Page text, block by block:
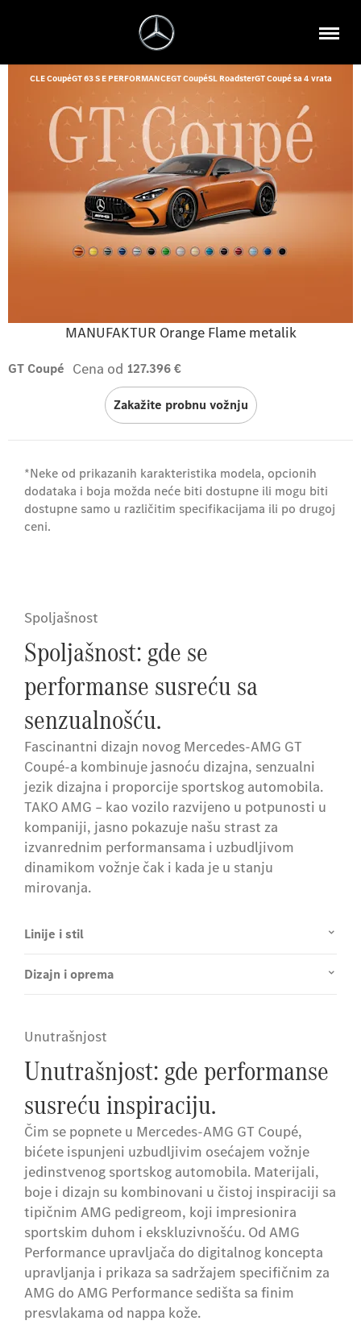
MANUFAKTUR Orange Flame metalik
CLE CoupéGT 63 S E PERFORMANCEGT CoupéSL RoadsterGT Coupé sa 4 vrata
GT Coupé Cena od 127.396 €
Zakažite probnu vožnju
*Neke od prikazanih karakteristika modela, opcionih
dodataka i boja možda neće biti dostupne ili mogu biti
dostupne samo u različitim specifikacijama ili po drugoj
ceni.
Spoljašnost
Spoljašnost: gde se
performanse susreću sa
senzualnošću.
Fascinantni dizajn novog Mercedes-AMG GT
Coupé-a kombinuje jasnoću dizajna, senzualni
jezik dizajna i proporcije sportskog automobila.
TAKO AMG – kao vozilo razvijeno u potpunosti u
kompaniji, jasno pokazuje našu strast za
izvanrednim performansama i uzbudljivom
dinamikom vožnje čak i kada je u stanju
mirovanja.
Linije i stil
Dizajn i oprema
Unutrašnjost
Unutrašnjost: gde performanse
susreću inspiraciju.
Čim se popnete u Mercedes-AMG GT Coupé,
bićete ispunjeni uzbudljivim osećajem vožnje
jedinstvenog sportskog automobila. Materijali,
boje i dizajn su kombinovani u čistoj inspiraciji sa
tipičnim AMG pedigreom, koji impresionira
sportskim duhom i ekskluzivnošću. Od AMG
Performance upravljača do digitalnog koncepta
upravljanja i prikaza sa sadržajem specifičnim za
AMG do AMG Performance sedišta sa finim
presvlakama od nappa kože.